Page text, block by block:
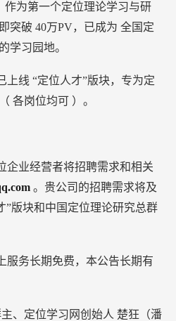
作为第一个定位理论学习与研
突破 40万PV，已成为 全国定
学习园地。
上线 “定位人才”版块，专为定
各岗位均可 ）。
企业经营者将招聘需求和相关
。贵公司的招聘需求将及
”版块和中国定位理论研究总群
服务长期免费，本公告长期有
、定位学习网创始人 楚狂（潘